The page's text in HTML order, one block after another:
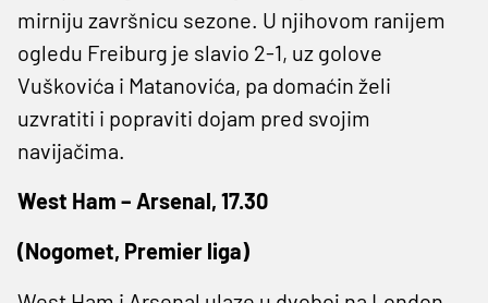
mirniju završnicu sezone. U njihovom ranijem
ogledu Freiburg je slavio 2-1, uz golove
Vuškovića i Matanovića, pa domaćin želi
uzvratiti i popraviti dojam pred svojim
navijačima.
West Ham – Arsenal, 17.30
(Nogomet, Premier liga)